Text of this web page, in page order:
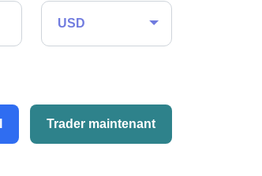
USD
Trader maintenant